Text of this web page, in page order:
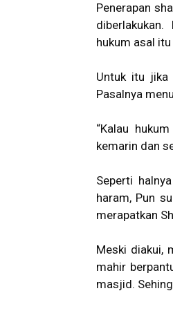
Penerapan
hukum asal
Untuk itu jika
Pasalnya
“Kalau
kemarin dan
Seperti
haram, Pun
merapatkan
Meski diakui,
mahir
masjid.